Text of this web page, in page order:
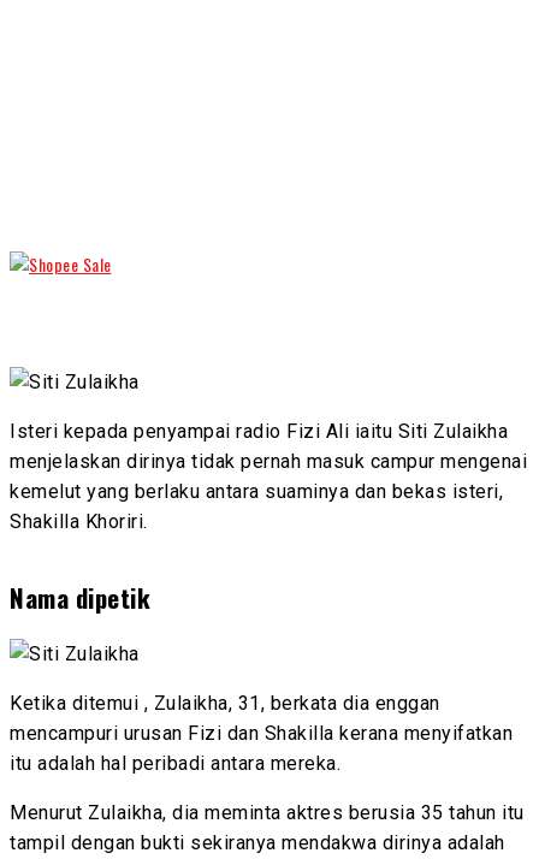
Isteri kepada penyampai radio Fizi Ali iaitu Siti Zulaikha
menjelaskan dirinya tidak pernah masuk campur mengenai
kemelut yang berlaku antara suaminya dan bekas isteri,
Shakilla Khoriri.
Nama dipetik
Ketika ditemui , Zulaikha, 31, berkata dia enggan
mencampuri urusan Fizi dan Shakilla kerana menyifatkan
itu adalah hal peribadi antara mereka.
Menurut Zulaikha, dia meminta aktres berusia 35 tahun itu
tampil dengan bukti sekiranya mendakwa dirinya adalah